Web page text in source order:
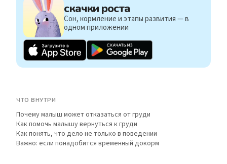
скачки роста
Сон, кормление и этапы развития — в
одном приложении
ЧТО ВНУТРИ
Почему малыш может отказаться от груди
Как помочь малышу вернуться к груди
Как понять, что дело не только в поведении
Важно: если понадобится временный докорм